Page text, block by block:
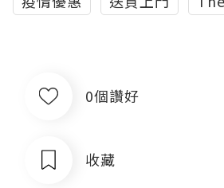
0個讚好
收藏